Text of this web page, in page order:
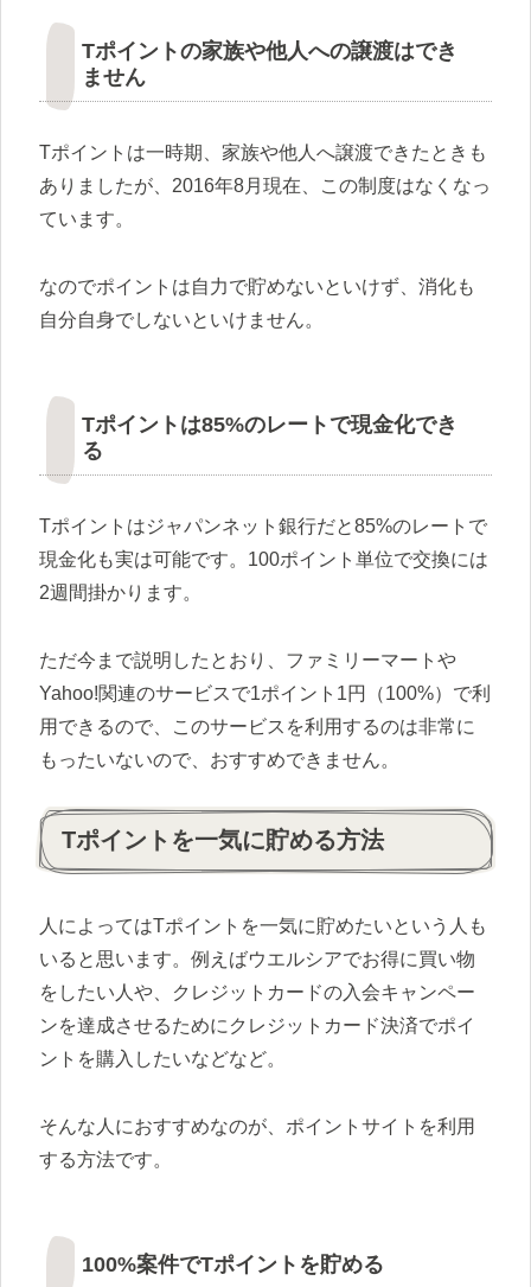
Tポイントの家族や他人への譲渡はでき
ません
Tポイントは一時期、家族や他人へ譲渡できたときも
ありましたが、2016年8月現在、この制度はなくなっ
ています。
なのでポイントは自力で貯めないといけず、消化も
自分自身でしないといけません。
Tポイントは85%のレートで現金化でき
る
Tポイントはジャパンネット銀行だと85%のレートで
現金化も実は可能です。100ポイント単位で交換には
2週間掛かります。
ただ今まで説明したとおり、ファミリーマートや
Yahoo!関連のサービスで1ポイント1円（100%）で利
用できるので、このサービスを利用するのは非常に
もったいないので、おすすめできません。
Tポイントを一気に貯める方法
人によってはTポイントを一気に貯めたいという人も
いると思います。例えばウエルシアでお得に買い物
をしたい人や、クレジットカードの入会キャンペー
ンを達成させるためにクレジットカード決済でポイ
ントを購入したいなどなど。
そんな人におすすめなのが、ポイントサイトを利用
する方法です。
100%案件でTポイントを貯める